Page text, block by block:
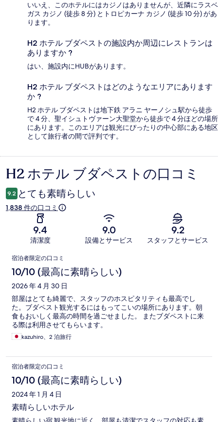
いいえ、このホテルにはカジノはありませんが、近隣にラスベ
ガス カジノ (徒歩 8 分) とトロピカーナ カジノ (徒歩 10 分) があ
ります。
H2 ホテル ブダペストの施設内か周辺にレストランは
ありますか ?
はい、施設内にHUBがあります。
H2 ホテル ブダペストはどのようなエリアにあります
か ?
H2 ホテル ブダペストは地下鉄 アラニ ヤーノシュ駅から徒歩
で 4 分、聖イシュトヴァーン大聖堂から徒歩で 4 分ほどの場所
にあります。このエリアは観光にぴったりの中心部にある地区
として旅行者の間で評判です。
口
コ
ミ
H2 ホテル ブダペストの口コミ
9.2 とても素晴らしい
1,838 件の口コミ
9.4
清潔度
9.0
設備とサービス
9.2
スタッフとサービス
口
コ
ミ
宿泊者限定の口コミ
10/10 (最高に素晴らしい)
2026 年 4 月 30 日
部屋はとても綺麗で、スタッフのホスピタリティも最高でし
た。ブダペスト観光するにはもってこいの場所にあります。朝
食もおいしく最高の時間を過ごせました。 またブダペストに来
る際は利用させてもらいます。
kazuhiro、2 泊旅行
宿泊者限定の口コミ
10/10 (最高に素晴らしい)
2024 年 1 月 4 日
素晴らしいホテル